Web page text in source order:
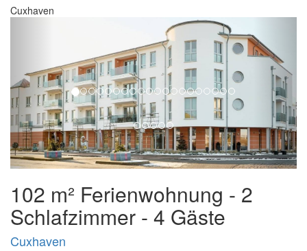
Cuxhaven
102 m² Ferienwohnung - 2
Schlafzimmer - 4 Gäste
Cuxhaven